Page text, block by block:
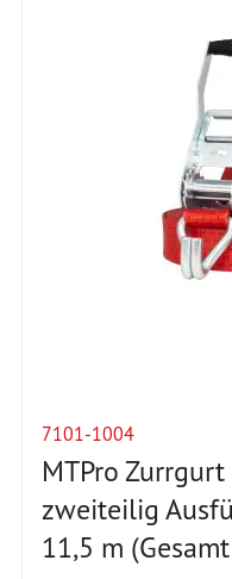
7101-1004
MTPro
zweiteilig
11,5 m